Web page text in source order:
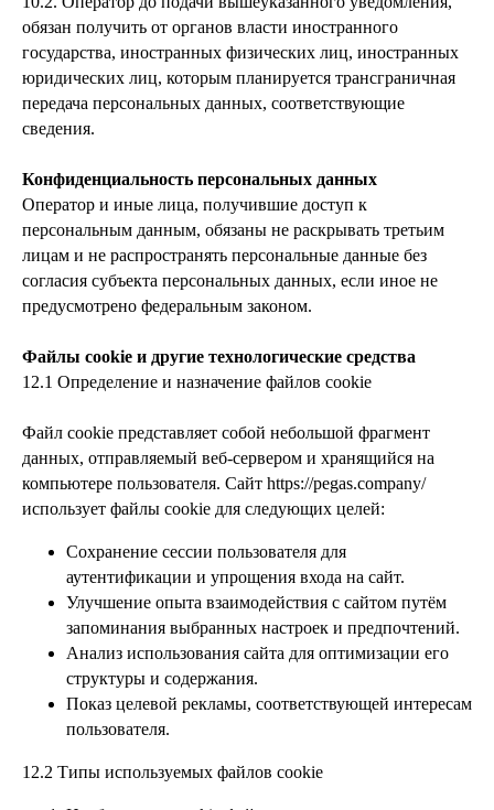
обязан получить от органов власти иностранного
государства, иностранных физических лиц, иностранных
юридических лиц, которым планируется трансграничная
передача персональных данных, соответствующие
сведения.
Конфиденциальность персональных данных
Оператор и иные лица, получившие доступ к
персональным данным, обязаны не раскрывать третьим
лицам и не распространять персональные данные без
согласия субъекта персональных данных, если иное не
предусмотрено федеральным законом.
Файлы cookie и другие технологические средства
12.1 Определение и назначение файлов cookie
Файл cookie представляет собой небольшой фрагмент
данных, отправляемый веб-сервером и хранящийся на
компьютере пользователя. Сайт https://pegas.company/
использует файлы cookie для следующих целей:
Сохранение сессии пользователя для
аутентификации и упрощения входа на сайт.
Улучшение опыта взаимодействия с сайтом путём
запоминания выбранных настроек и предпочтений.
Анализ использования сайта для оптимизации его
структуры и содержания.
Показ целевой рекламы, соответствующей интересам
пользователя.
12.2 Типы используемых файлов cookie